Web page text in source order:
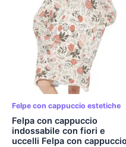
Felpe con cappuccio estetiche
Felpa con cappuccio
indossabile con fiori e
uccelli Felpa con